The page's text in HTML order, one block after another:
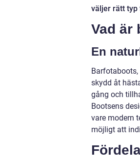
väljer rätt typ
Vad är
En
skydd åt
gång och
Bootsens
vare modern
möjligt att